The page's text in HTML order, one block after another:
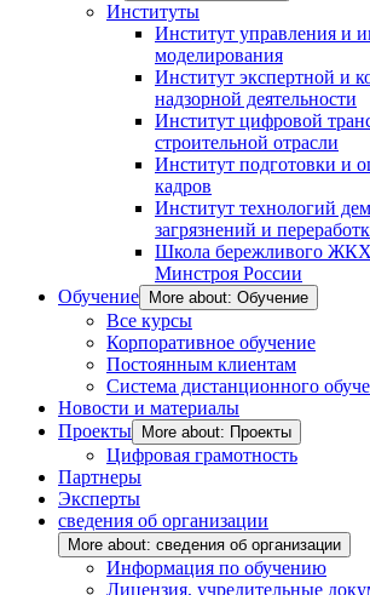
Институты
Институт управления и
моделирования
Институт экспертной и
надзорной деятельности
Институт цифровой
строительной отрасли
Институт подготовки и
кадров
Институт технологий
загрязнений и
Школа бережливого
Минстроя России
Обучение
More about: Обучение
Все курсы
Корпоративное обучение
Постоянным клиентам
Система дистанционного
Новости и материалы
Проекты
More about: Проекты
Цифровая грамотность
Партнеры
Эксперты
сведения об организации
More about: сведения об организации
Информация по обучению
Лицензия, учредительные